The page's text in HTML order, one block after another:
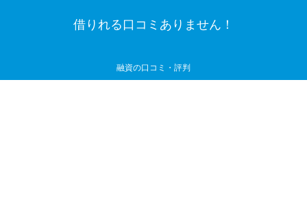
借りれる口コミありません！
融資の口コミ・評判